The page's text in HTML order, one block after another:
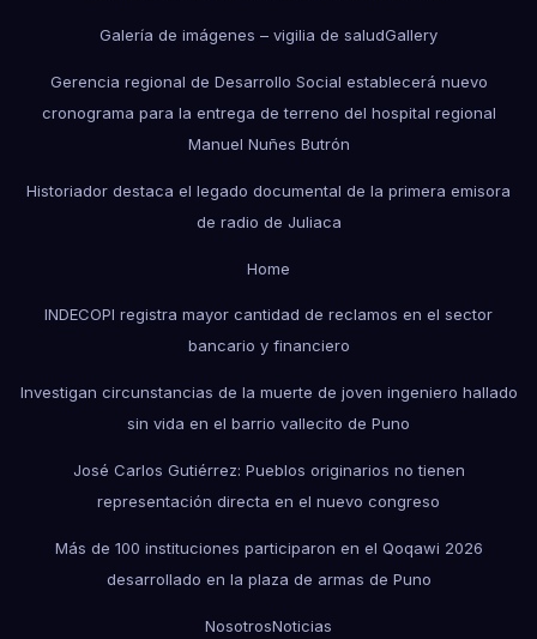
Galería de imágenes – vigilia de saludGallery
Gerencia regional de Desarrollo Social establecerá nuevo
cronograma para la entrega de terreno del hospital regional
Manuel Nuñes Butrón
Historiador destaca el legado documental de la primera emisora
de radio de Juliaca
Home
INDECOPI registra mayor cantidad de reclamos en el sector
bancario y financiero
Investigan circunstancias de la muerte de joven ingeniero hallado
sin vida en el barrio vallecito de Puno
José Carlos Gutiérrez: Pueblos originarios no tienen
representación directa en el nuevo congreso
Más de 100 instituciones participaron en el Qoqawi 2026
desarrollado en la plaza de armas de Puno
NosotrosNoticias